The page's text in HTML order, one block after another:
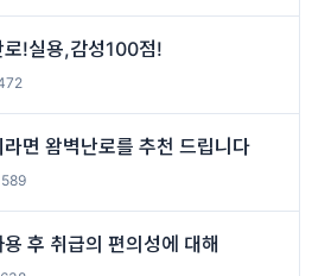
로!실용,감성100점!
면 왐벽난로를 추천 드립니다
589
후 취급의 편의성에 대해